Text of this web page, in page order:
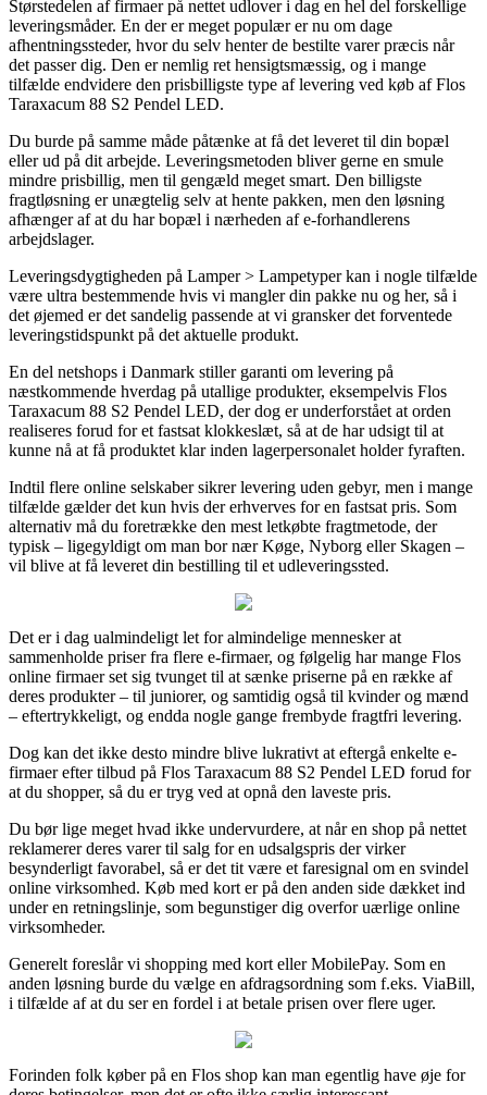
Størstedelen af firmaer på nettet udlover i dag en hel del forskellige
leveringsmåder. En der er meget populær er nu om dage
afhentningssteder, hvor du selv henter de bestilte varer præcis når
det passer dig. Den er nemlig ret hensigtsmæssig, og i mange
tilfælde endvidere den prisbilligste type af levering ved køb af Flos
Taraxacum 88 S2 Pendel LED.
Du burde på samme måde påtænke at få det leveret til din bopæl
eller ud på dit arbejde. Leveringsmetoden bliver gerne en smule
mindre prisbillig, men til gengæld meget smart. Den billigste
fragtløsning er unægtelig selv at hente pakken, men den løsning
afhænger af at du har bopæl i nærheden af e-forhandlerens
arbejdslager.
Leveringsdygtigheden på Lamper > Lampetyper kan i nogle tilfælde
være ultra bestemmende hvis vi mangler din pakke nu og her, så i
det øjemed er det sandelig passende at vi gransker det forventede
leveringstidspunkt på det aktuelle produkt.
En del netshops i Danmark stiller garanti om levering på
næstkommende hverdag på utallige produkter, eksempelvis Flos
Taraxacum 88 S2 Pendel LED, der dog er underforstået at orden
realiseres forud for et fastsat klokkeslæt, så at de har udsigt til at
kunne nå at få produktet klar inden lagerpersonalet holder fyraften.
Indtil flere online selskaber sikrer levering uden gebyr, men i mange
tilfælde gælder det kun hvis der erhverves for en fastsat pris. Som
alternativ må du foretrække den mest letkøbte fragtmetode, der
typisk – ligegyldigt om man bor nær Køge, Nyborg eller Skagen –
vil blive at få leveret din bestilling til et udleveringssted.
Det er i dag ualmindeligt let for almindelige mennesker at
sammenholde priser fra flere e-firmaer, og følgelig har mange Flos
online firmaer set sig tvunget til at sænke priserne på en række af
deres produkter – til juniorer, og samtidig også til kvinder og mænd
– eftertrykkeligt, og endda nogle gange frembyde fragtfri levering.
Dog kan det ikke desto mindre blive lukrativt at eftergå enkelte e-
firmaer efter tilbud på Flos Taraxacum 88 S2 Pendel LED forud for
at du shopper, så du er tryg ved at opnå den laveste pris.
Du bør lige meget hvad ikke undervurdere, at når en shop på nettet
reklamerer deres varer til salg for en udsalgspris der virker
besynderligt favorabel, så er det tit være et faresignal om en svindel
online virksomhed. Køb med kort er på den anden side dækket ind
under en retningslinje, som begunstiger dig overfor uærlige online
virksomheder.
Generelt foreslår vi shopping med kort eller MobilePay. Som en
anden løsning burde du vælge en afdragsordning som f.eks. ViaBill,
i tilfælde af at du ser en fordel i at betale prisen over flere uger.
Forinden folk køber på en Flos shop kan man egentlig have øje for